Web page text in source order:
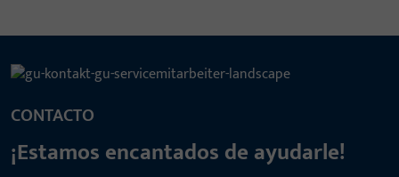
CONTACTO
¡Estamos encantados de ayudarle!